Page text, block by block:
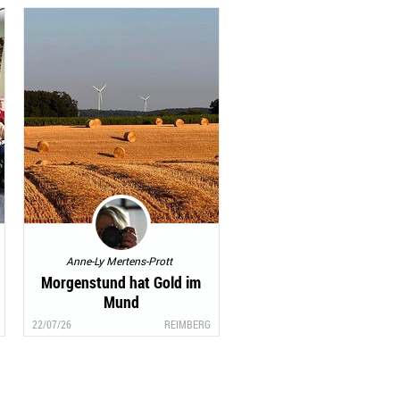
Anne-Ly Mertens-Prott
Morgenstund hat Gold im
Mund
22/07/26 REIMBERG